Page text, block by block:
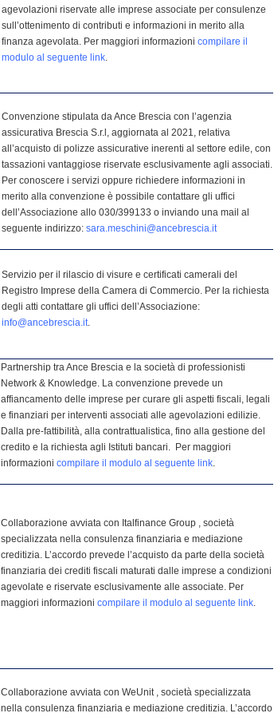
agevolazioni riservate alle imprese associate per consulenze
sull’ottenimento di contributi e informazioni in merito alla
finanza agevolata. Per maggiori informazioni compilare il
modulo al seguente link
Convenzione stipulata da Ance Brescia con l’agenzia
assicurativa Brescia S.r.l, aggiornata al 2021, relativa
all’acquisto di polizze assicurative inerenti al settore edile, con
tassazioni vantaggiose riservate esclusivamente agli associati.
Per conoscere i servizi oppure richiedere informazioni in
merito alla convenzione è possibile contattare gli uffici
dell’Associazione allo 030/399133 o inviando una mail al
seguente indirizzo: sara.meschini@ancebrescia.it
Servizio per il rilascio di visure e certificati camerali del
Registro Imprese della Camera di Commercio. Per la richiesta
degli atti contattare gli uffici dell’Associazione:
info@ancebrescia.it
Partnership tra Ance Brescia e la società di professionisti
Network & Knowledge. La convenzione prevede un
affiancamento delle imprese per curare gli aspetti fiscali, legali
e finanziari per interventi associati alle agevolazioni edilizie.
Dalla pre-fattibilità, alla contrattualistica, fino alla gestione del
credito e la richiesta agli Istituti bancari. Per maggiori
informazioni compilare il modulo al seguente link
Collaborazione avviata con Italfinance Group , società
specializzata nella consulenza finanziaria e mediazione
creditizia. L’accordo prevede l’acquisto da parte della società
finanziaria dei crediti fiscali maturati dalle imprese a condizioni
agevolate e riservate esclusivamente alle associate. Per
maggiori informazioni compilare il modulo al seguente link
Collaborazione avviata con WeUnit , società specializzata
nella consulenza finanziaria e mediazione creditizia. L’accordo